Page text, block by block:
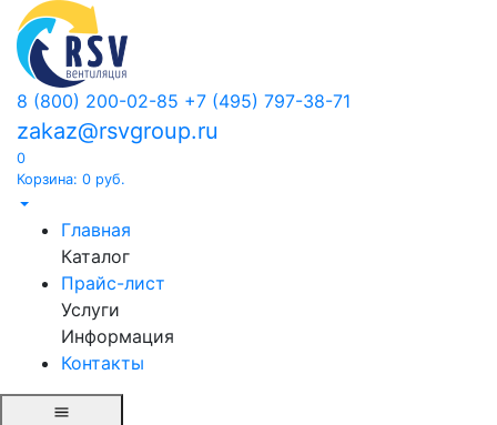
8 (800) 200-02-85 +7 (495) 797-38-71
zakaz@rsvgroup.ru
0
Корзина: 0 руб.
Главная
Каталог
Прайс-лист
Услуги
Информация
Контакты